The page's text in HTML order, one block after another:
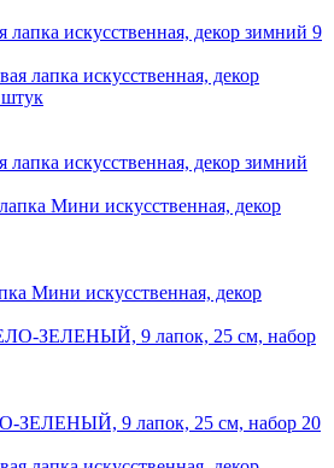
лапка искусственная, декор зимний 9
лапка искусственная, декор зимний
Мини искусственная, декор
ЗЕЛЕНЫЙ, 9 лапок, 25 см, набор 20